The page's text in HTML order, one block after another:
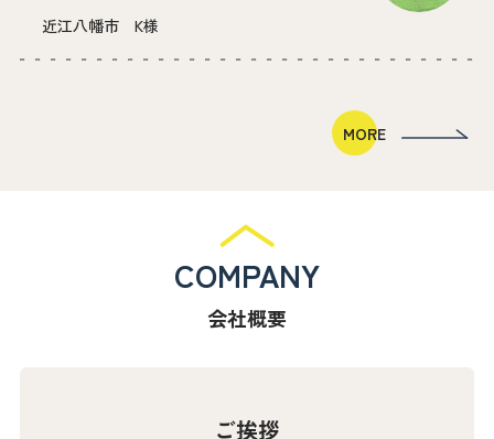
近江八幡市 K様
MORE
COMPANY
会社概要
ご挨拶